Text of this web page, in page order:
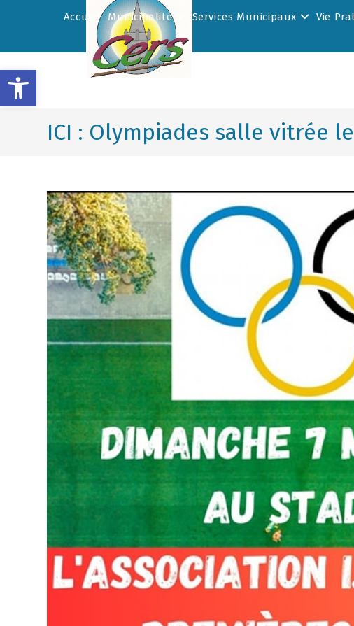
Accueil Municipalité Services Municipaux Vie
ICI : Olympiades salle vitrée
Ouvrir la barre d’outils